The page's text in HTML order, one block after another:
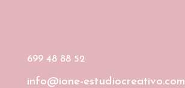
699 48 88 52
info@ione-estudiocreativo.com